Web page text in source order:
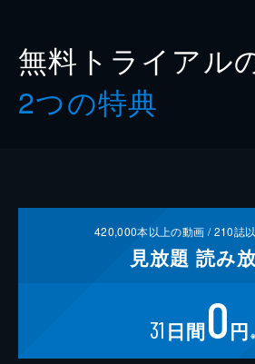
無料トライアル
2つの特典
420,000本以上の動画 /210誌
見放題 読み
31 日間0円 ※